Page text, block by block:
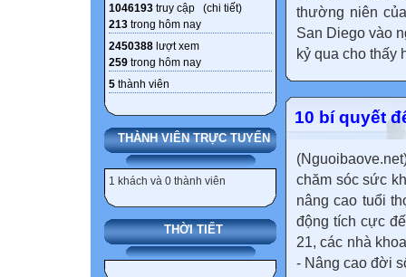
1046193 truy cập (chi tiết)
213 trong hôm nay
2450388 lượt xem
259 trong hôm nay
5 thành viên
THÀNH VIÊN TRỰC TUYẾN
1 khách và 0 thành viên
THỜI TIẾT
thường niên
San Diego vào
kỷ qua cho thấy
10 bí quyết
chăm sóc sức
nâng cao tuổi
động tích cực
21, các nhà
- Nâng cao đời